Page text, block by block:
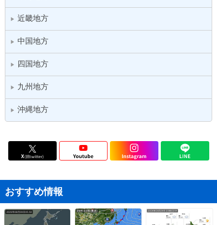
▶ 近畿地方
▶ 中国地方
▶ 四国地方
▶ 九州地方
▶ 沖縄地方
おすすめ情報